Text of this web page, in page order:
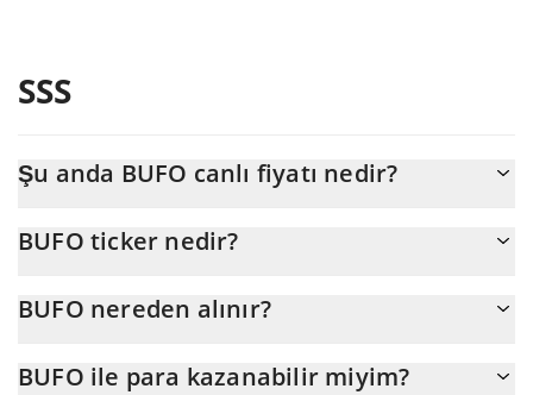
SSS
Şu anda BUFO canlı fiyatı nedir?
BUFO ticker nedir?
BUFO nereden alınır?
alabilirsiniz. Ve BUFO ticareti yapmanın en iyi yolu bir 3commas
BUFO ile para kazanabilir miyim?